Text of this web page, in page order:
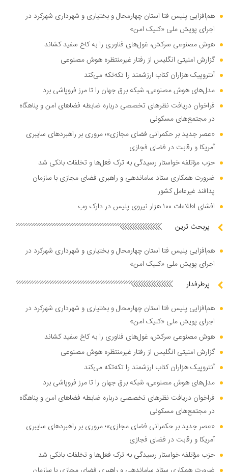
هم‌افزایی پلیس فتا استان چهارمحال و بختیاری و شهرداری شهرکرد در
اجرای پویش ملی «کلیک امن»
هوش مصنوعی سرکش، غول‌های فناوری را به کاخ سفید کشاند
گزارش امنیتی انگلیس از رفتار غیرمنتظره هوش مصنوعی
آنتروپیک هزاران کتاب ارزشمند را تکه‌تکه می‌کند
مدل‌های هوش مصنوعی، شبکه برق جهان را تا مرز فروپاشی برد
فراخوان دریافت نظر‌های تخصصی درباره ضابطه فضا‌های امن و پناهگاه
در مجتمع‌های مسکونی
«عصر جدید بر حکمرانی فضای مجازی»؛ مروری بر راهبرد‌های سایبری
آمریکا و رقابت در فضای فجازی
حزب مؤتلفه خواستار رسیدگی به ترک فعل‌ها و تخلفات بانکی شد
ضرورت همکاری ستاد ساماندهی و راهبری فضای مجازی با سازمان
پدافند غیرعامل کشور
افشای اطلاعات ۱۰۰ هزار نیروی پلیس در دارک وب
پربحث ترین
هم‌افزایی پلیس فتا استان چهارمحال و بختیاری و شهرداری شهرکرد در
اجرای پویش ملی «کلیک امن»
پرطرفدار
هم‌افزایی پلیس فتا استان چهارمحال و بختیاری و شهرداری شهرکرد در
اجرای پویش ملی «کلیک امن»
هوش مصنوعی سرکش، غول‌های فناوری را به کاخ سفید کشاند
گزارش امنیتی انگلیس از رفتار غیرمنتظره هوش مصنوعی
آنتروپیک هزاران کتاب ارزشمند را تکه‌تکه می‌کند
مدل‌های هوش مصنوعی، شبکه برق جهان را تا مرز فروپاشی برد
فراخوان دریافت نظر‌های تخصصی درباره ضابطه فضا‌های امن و پناهگاه
در مجتمع‌های مسکونی
«عصر جدید بر حکمرانی فضای مجازی»؛ مروری بر راهبرد‌های سایبری
آمریکا و رقابت در فضای فجازی
حزب مؤتلفه خواستار رسیدگی به ترک فعل‌ها و تخلفات بانکی شد